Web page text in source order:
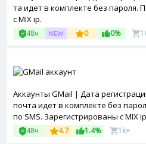
та идет в комплекте без пароля.
с MIX ip.
48ч 0 0%
Аккаунты GMail | Дата
почта идет в комплекте без
по SMS. Зарегистрированы с MIX
48ч 4.7 1.4% 1k+